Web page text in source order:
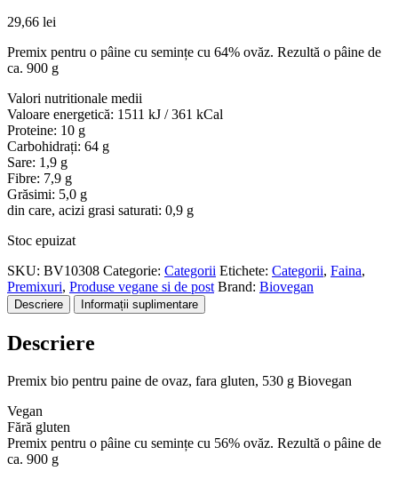
29,66 lei
Premix pentru o pâine cu semințe cu 64% ovăz. Rezultă o pâine de
ca. 900 g
Valori nutritionale medii
Valoare energetică: 1511 kJ / 361 kCal
Proteine: 10 g
Carbohidrați: 64 g
Sare: 1,9 g
Fibre: 7,9 g
Grăsimi: 5,0 g
din care, acizi grasi saturati: 0,9 g
Stoc epuizat
SKU: BV10308 Categorie: Categorii Etichete: Categorii, Faina,
Premixuri, Produse vegane si de post Brand: Biovegan
Descriere Informații suplimentare
Descriere
Premix bio pentru paine de ovaz, fara gluten, 530 g Biovegan
Vegan
Fără gluten
Premix pentru o pâine cu semințe cu 56% ovăz. Rezultă o pâine de
ca. 900 g